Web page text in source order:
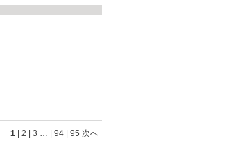
1 2 3 … 94 95 次へ